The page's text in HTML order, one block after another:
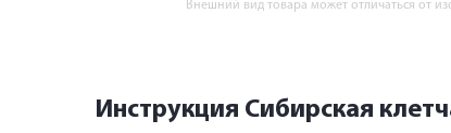
Внешний вид товара может отличаться от
Инструкция Сибирская